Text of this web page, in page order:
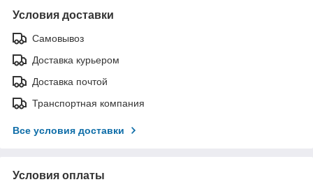
Условия доставки
Самовывоз
Доставка курьером
Доставка почтой
Транспортная компания
Все условия доставки
Условия оплаты